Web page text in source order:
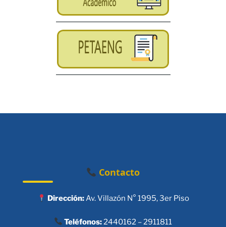
Contacto
Dirección:Av. Villazón N° 1995, 3er Piso
Teléfonos: 2440162 – 2911811